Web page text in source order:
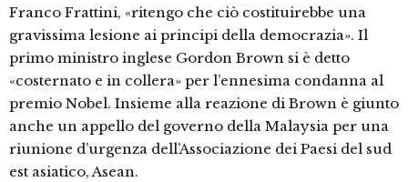
Franco Frattini, «ritengo che ciò costituirebbe una
gravissima lesione ai principi della democrazia». Il
primo ministro inglese Gordon Brown si è detto
«costernato e in collera» per l’ennesima condanna al
premio Nobel. Insieme alla reazione di Brown è giunto
anche un appello del governo della Malaysia per una
riunione d’urgenza dell’Associazione dei Paesi del sud
est asiatico, Asean.